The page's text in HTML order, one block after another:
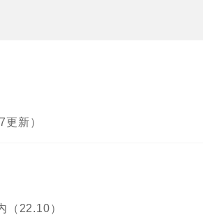
新）
（22.10）